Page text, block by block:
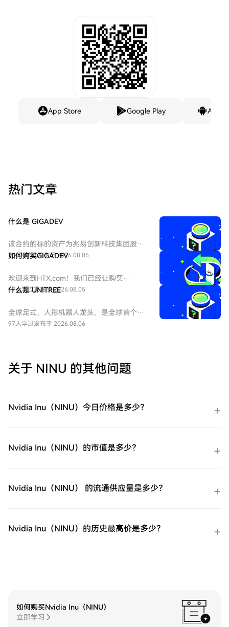
App Store Google Play
热门文章
什么是 GIGADEV
该合约的标的资产为兆易创新科技集团股份
有限公司 - H股（HKEX：3986）。兆易创新
电路的设计和研发的中国公司。
130人学过发布于 2026.08.05
如何购买GIGADEV
欢迎来到HTX.com！我们已经让购买
GIGADEC（GIGADEV）变得简单而便捷。跟
之旅。第一步：创建您的HTX账户使用您的
电子邮件、手机号码注册一个免费账户在
GIGADEC（GIGADEV）。余额购买：使用您
在HTX平台上直接与其他用户交易。HTX场
的GIGADEC（GIGADEV）购买完您的
GIGADEC（GIGADEV）后，将其存储在您的
货币。第四步：交易GIGADEC（GIGADEV）
在HTX的现货市场轻松交易
控。HTX为初学者和经验丰富的交易者提供
了友好的用户体验。
97人学过发布于 2026.08.05
什么是 UNITREE
全球足式、人形机器人龙头，是全球首个大
规模商业化零售高性能四足机器人的企业。
97人学过发布于 2026.08.06
关于 NINU 的其他问题
Nvidia Inu（NINU）今日价格是多少？
Nvidia Inu（NINU）的市值是多少？
Nvidia Inu（NINU） 的流通供应量是多少？
Nvidia Inu（NINU）的历史最高价是多少？
如何购买Nvidia Inu（NINU）
立即学习